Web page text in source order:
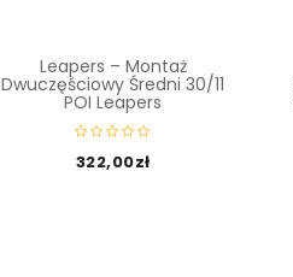
Leapers – Montaż
Dwuczęściowy Średni 30/11
POI Leapers
322,00zł